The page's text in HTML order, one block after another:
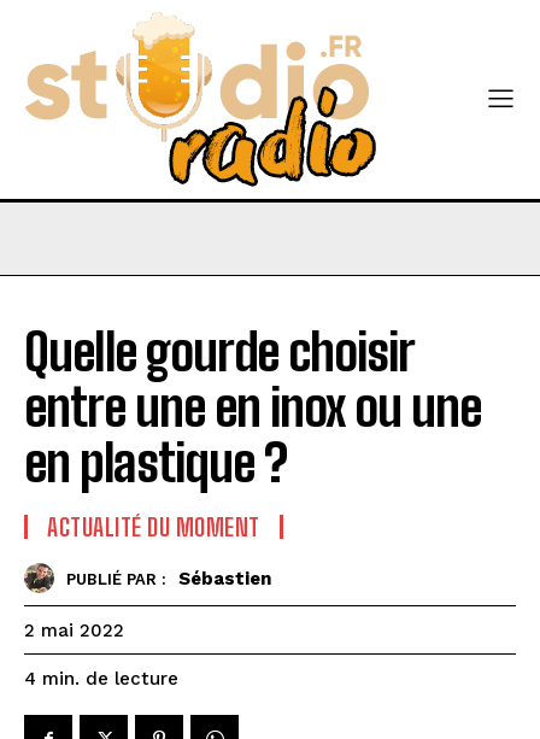
Quelle gourde choisir
entre une en inox ou une
en plastique ?
ACTUALITÉ DU MOMENT
PUBLIÉ PAR : Sébastien
2 mai 2022
4 min. de lecture